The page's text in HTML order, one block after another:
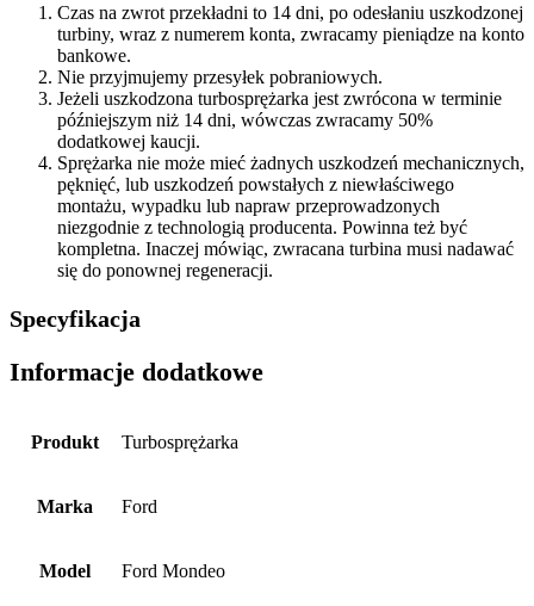
Czas na zwrot przekładni to 14 dni, po odesłaniu uszkodzonej
turbiny, wraz z numerem konta, zwracamy pieniądze na konto
bankowe.
Nie przyjmujemy przesyłek pobraniowych.
Jeżeli uszkodzona turbosprężarka jest zwrócona w terminie
późniejszym niż 14 dni, wówczas zwracamy 50%
dodatkowej kaucji.
Sprężarka nie może mieć żadnych uszkodzeń mechanicznych,
pęknięć, lub uszkodzeń powstałych z niewłaściwego
montażu, wypadku lub napraw przeprowadzonych
niezgodnie z technologią producenta. Powinna też być
kompletna. Inaczej mówiąc, zwracana turbina musi nadawać
się do ponownej regeneracji.
Specyfikacja
Informacje dodatkowe
Produkt Turbosprężarka
Marka Ford
Model Ford Mondeo